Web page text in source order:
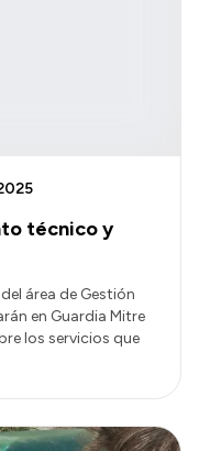
técnico y
área de Gestión
en Guardia Mitre
los servicios que